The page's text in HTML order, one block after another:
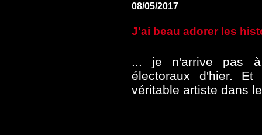
08/05/2017
J'ai beau adorer les
... je n'arrive pas
électoraux d'hier.
véritable artiste dans